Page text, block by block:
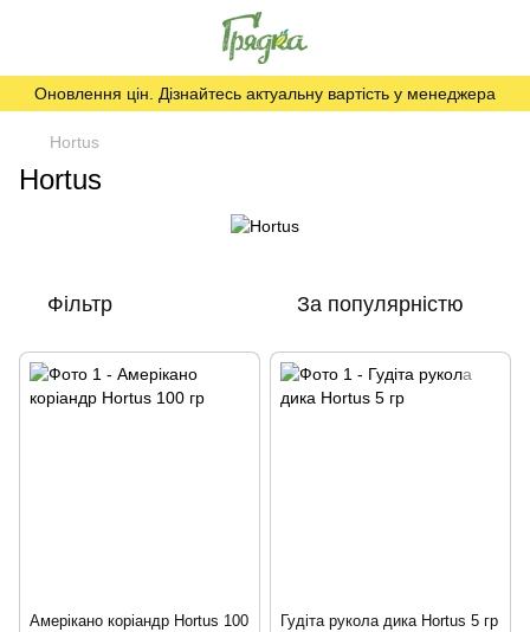
Оновлення цін. Дізнайтесь актуальну вартість у менеджера
Hortus
Hortus
Фільтр За популярністю
Амерікано коріандр Hortus 100
Гудіта рукола дика Hortus 5 гр